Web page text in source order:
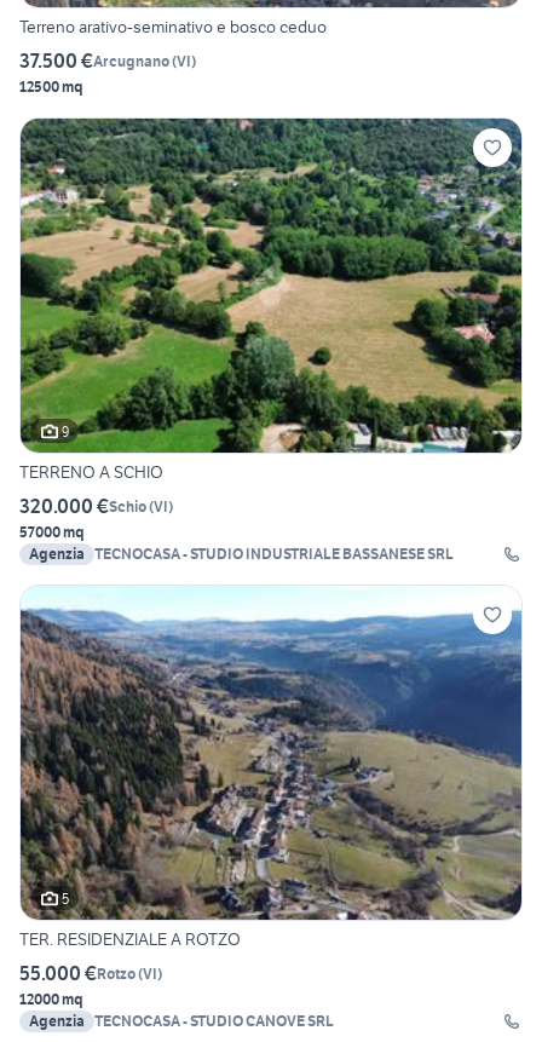
Terreno arativo-seminativo e bosco ceduo
37.500 €Arcugnano(VI)
12500 mq
9
TERRENO A SCHIO
320.000 €Schio(VI)
57000 mq
Agenzia TECNOCASA - STUDIO INDUSTRIALE BASSANESE SRL
5
TER. RESIDENZIALE A ROTZO
55.000 €Rotzo(VI)
12000 mq
Agenzia TECNOCASA - STUDIO CANOVE SRL